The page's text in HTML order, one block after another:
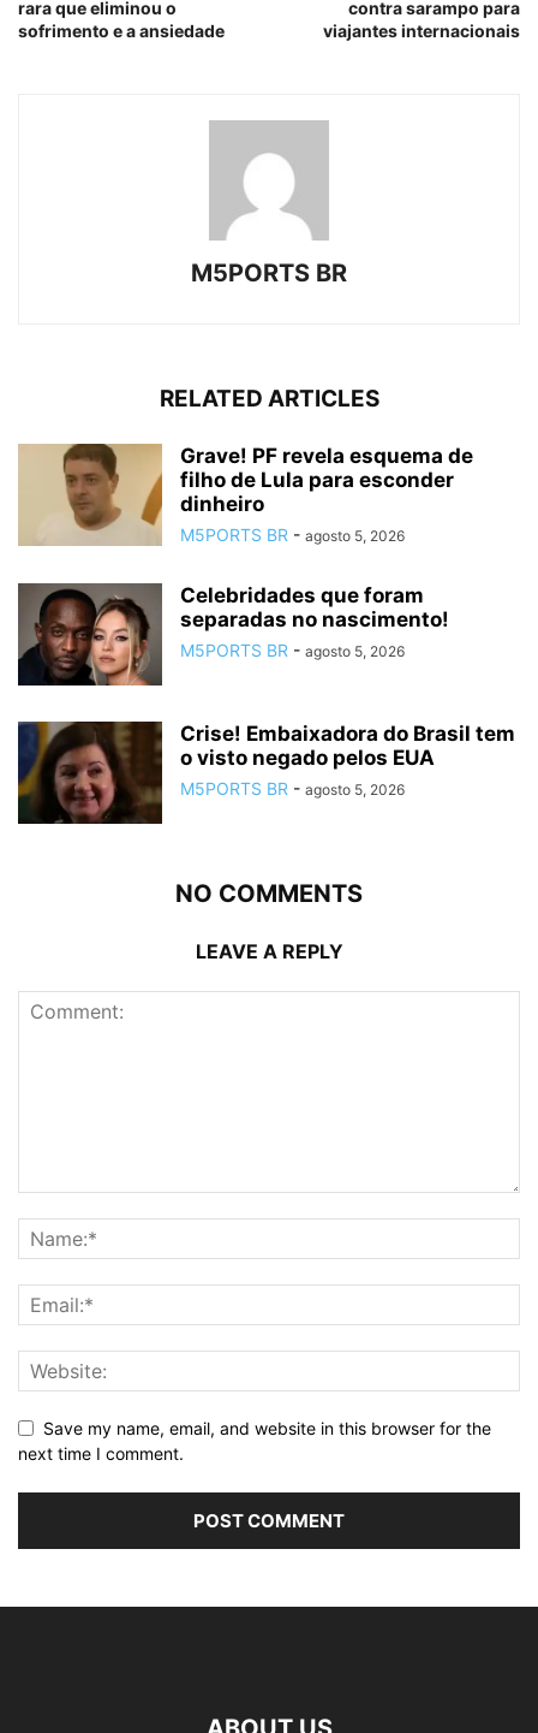
rara que eliminou o
sofrimento e a ansiedade
contra sarampo para
viajantes internacionais
M5PORTS BR
RELATED ARTICLES
Grave! PF revela esquema de
filho de Lula para esconder
dinheiro
M5PORTS BR - agosto 5, 2026
Celebridades que foram
separadas no nascimento!
M5PORTS BR - agosto 5, 2026
Crise! Embaixadora do Brasil tem
o visto negado pelos EUA
M5PORTS BR - agosto 5, 2026
NO COMMENTS
LEAVE A REPLY
Save my name, email, and website in this browser for the
next time I comment.